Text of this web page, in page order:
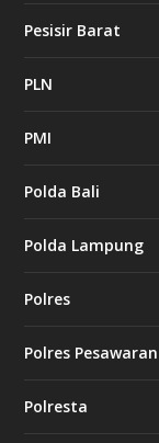
Pesisir Barat
PLN
PMI
Polda Bali
Polda Lampung
Polres
Polres Pesawaran
Polresta